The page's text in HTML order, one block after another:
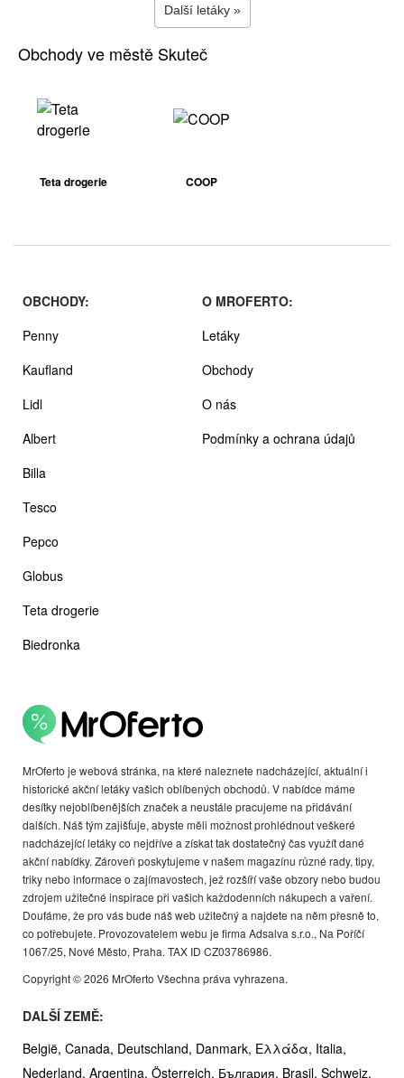
Další letáky »
Obchody ve městě Skuteč
Teta drogerie COOP
MrOferto je webová stránka, na které naleznete nadcházející, aktuální i
historické akční letáky vašich oblíbených obchodů. V nabídce máme
desítky nejoblíbenějších značek a neustále pracujeme na přidávání
dalších. Náš tým zajišťuje, abyste měli možnost prohlédnout veškeré
nadcházející letáky co nejdříve a získat tak dostatečný čas využít dané
akční nabídky. Zároveň poskytujeme v našem magazínu různé rady, tipy,
triky nebo informace o zajímavostech, jež rozšíří vaše obzory nebo budou
zdrojem užitečné inspirace při vašich každodenních nákupech a vaření.
Doufáme, že pro vás bude náš web užitečný a najdete na něm přesně to,
co potřebujete. Provozovatelem webu je firma Adsalva s.r.o., Na Poříčí
1067/25, Nové Město, Praha. TAX ID CZ03786986.
Copyright © 2026 MrOferto Všechna práva vyhrazena.
OBCHODY:
Penny
Kaufland
Lidl
Albert
Billa
Tesco
Pepco
Globus
Teta drogerie
Biedronka
O MROFERTO:
Letáky
Obchody
O nás
Podmínky a ochrana údajů
DALŠÍ ZEMĚ:
België, Canada, Deutschland, Danmark, Ελλάδα, Italia,
Nederland, Argentina, Österreich, България, Brasil, Schweiz,